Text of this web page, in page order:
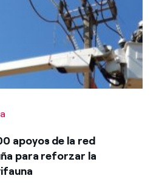
apoyos de la red
para reforzar la